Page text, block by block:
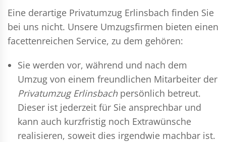
Eine derartige Privatumzug Erlinsbach finden Sie
bei uns nicht. Unsere Umzugsfirmen bieten einen
facettenreichen Service, zu dem gehören:
Sie werden vor, während und nach dem
Umzug von einem freundlichen Mitarbeiter der
Privatumzug Erlinsbachpersönlich betreut.
Dieser ist jederzeit für Sie ansprechbar und
kann auch kurzfristig noch Extrawünsche
realisieren, soweit dies irgendwie machbar ist.